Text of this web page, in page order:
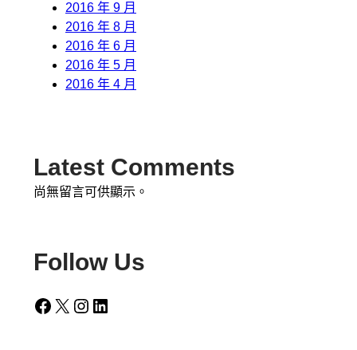
2016 年 9 月
2016 年 8 月
2016 年 6 月
2016 年 5 月
2016 年 4 月
Latest Comments
尚無留言可供顯示。
Follow Us
Facebook X Instagram LinkedIn